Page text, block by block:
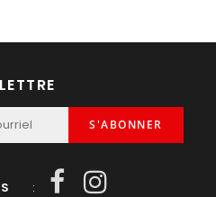
S'ABONNER
: